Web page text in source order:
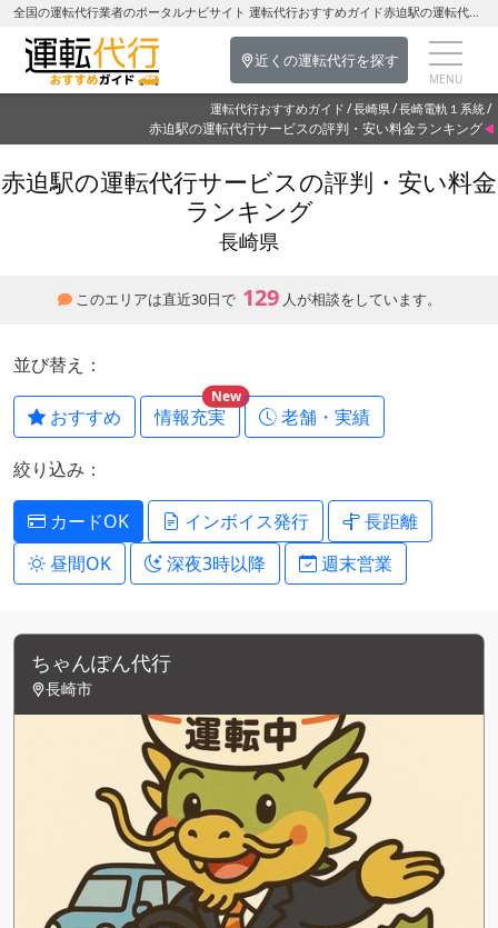
全国の運転代行業者のポータルナビサイト 運転代行おすすめガイド赤迫駅の運転代行を探す-長崎県の運転代行
近くの運転代行を探す
運転代行おすすめガイド 長崎県 長崎電軌１系統
赤迫駅の運転代行サービスの評判・安い料金ランキング
赤迫駅の運転代行サービスの評判・安い料金
ランキング
長崎県
このエリアは直近30日で 129 人が相談をしています。
並び替え：
おすすめ 情報充実
New
老舗・実績
絞り込み：
カードOK インボイス発行
長距離
昼間OK
深夜3時以降 週末営業
ちゃんぽん代行
長崎市